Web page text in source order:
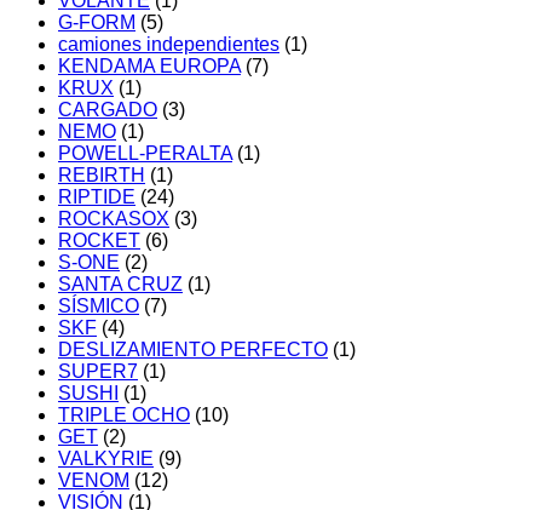
G-FORM (5)
camiones independientes (1)
KENDAMA EUROPA (7)
KRUX (1)
CARGADO (3)
NEMO (1)
POWELL-PERALTA (1)
REBIRTH (1)
RIPTIDE (24)
ROCKASOX (3)
ROCKET (6)
S-ONE (2)
SANTA CRUZ (1)
SÍSMICO (7)
SKF (4)
DESLIZAMIENTO PERFECTO (1)
SUPER7 (1)
SUSHI
(1)
TRIPLE OCHO (10)
GET (2)
VALKYRIE (9)
VENOM (12)
VISIÓN (1)